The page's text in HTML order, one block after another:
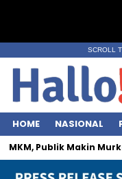
SCROLL
HOME NASIONAL
Publik Makin Murka